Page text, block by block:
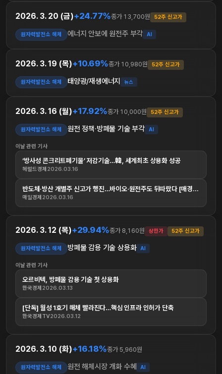
2026. 3. 20 (금)+24.77%종가 13,700원 52주 신고가
원자력발전소 해체 에너지 안보에 원전주 부각 AI
2026. 3. 19 (목)+10.69%종가 10,980원 52주 신고가
원자력발전소 해체 태양광/재생에너지 뉴스
2026. 3. 16 (월)+17.92%종가 10,000원 52주 신고가
원자력발전소 해체 원전 정책·방폐물 기술 부각 AI
이날 관련 기사
‘방사성 콘크리트폐기물’ 저감기술…韓, 세계최초 상용화 성공
헤럴드경제 2026.03.16
반도체·방산 개별주 신고가 행진…바이오·원전주도 뒤따랐다 [매경...
매일경제 2026.03.16
2026. 3. 12 (목)+29.94%종가 8,160원 상한가 52주 신고가
원자력발전소 해체 방폐물 감용 기술 상용화 AI
이날 관련 기사
오르비텍, 방폐물 감용 기술 첫 상용화
한국경제 2026.03.13
[단독] 월성 1호기 해체 빨라진다…핵심 인프라 인허가 단축
한국경제TV2026.03.12
2026. 3. 10 (화)+16.18%종가 5,960원
원자력발전소 해체 원전 해체시장 개화 수혜 AI